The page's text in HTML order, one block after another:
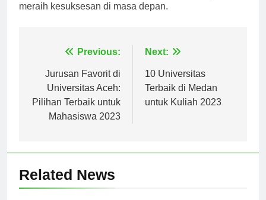
meraih kesuksesan di masa depan.
Navigasi
pos
Previous:
Jurusan Favorit di
Universitas Aceh:
Pilihan Terbaik untuk
Mahasiswa 2023
Next:
10 Universitas
Terbaik di Medan
untuk Kuliah 2023
Related News